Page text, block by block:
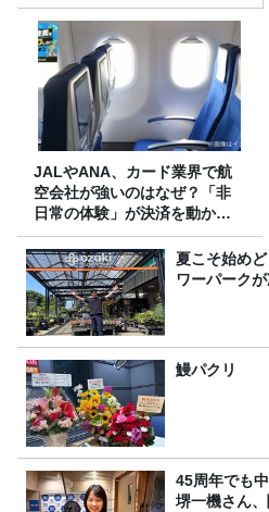
JALやANA、カード業界で航
空会社が強いのはなぜ？「非
日常の体験」が決済を動かす
理由
夏こそ始め
ワーパークが
鰻パクリ
45周年でも
堺一機さん